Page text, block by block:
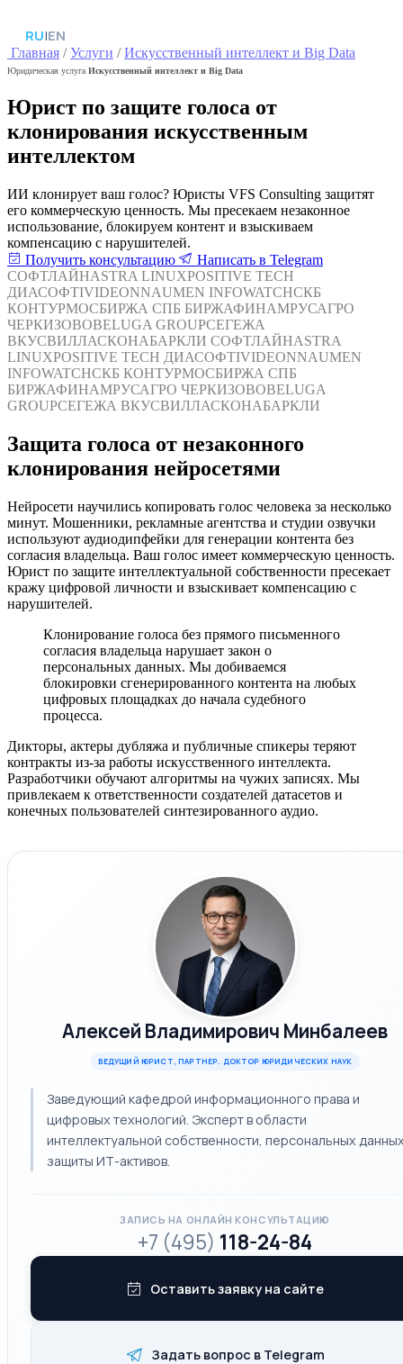
RU|EN
Главная /Услуги /Искусственный интеллект и Big Data
Юридическая услуга Искусственный интеллект и Big Data
Юрист по защите голоса от
клонирования искусственным
интеллектом
ИИ клонирует ваш голос? Юристы VFS Consulting защитят
его коммерческую ценность. Мы пресекаем незаконное
использование, блокируем контент и взыскиваем
компенсацию с нарушителей.
Получить консультацию
Написать в Telegram
СОФТЛАЙНASTRA LINUXPOSITIVE TECH
ДИАСОФТIVIDEONNAUMEN INFOWATCHСКБ
КОНТУРМОСБИРЖА СПБ БИРЖАФИНАМРУСАГРО
ЧЕРКИЗОВОBELUGA GROUPСЕГЕЖА
ВКУСВИЛЛАСКОНАБАРКЛИ СОФТЛАЙНASTRA
LINUXPOSITIVE TECH ДИАСОФТIVIDEONNAUMEN
INFOWATCHСКБ КОНТУРМОСБИРЖА СПБ
БИРЖАФИНАМРУСАГРО ЧЕРКИЗОВОBELUGA
GROUPСЕГЕЖА ВКУСВИЛЛАСКОНАБАРКЛИ
Защита голоса от незаконного
клонирования нейросетями
Нейросети научились копировать голос человека за несколько
минут. Мошенники, рекламные агентства и студии озвучки
используют аудиодипфейки для генерации контента без
согласия владельца. Ваш голос имеет коммерческую ценность.
Юрист по защите интеллектуальной собственности пресекает
кражу цифровой личности и взыскивает компенсацию с
нарушителей.
Клонирование голоса без прямого письменного
согласия владельца нарушает закон о
персональных данных. Мы добиваемся
блокировки сгенерированного контента на любых
цифровых площадках до начала судебного
процесса.
Дикторы, актеры дубляжа и публичные спикеры теряют
контракты из-за работы искусственного интеллекта.
Разработчики обучают алгоритмы на чужих записях. Мы
привлекаем к ответственности создателей датасетов и
конечных пользователей синтезированного аудио.
Алексей Владимирович Минбалеев
ВЕДУЩИЙ ЮРИСТ, ПАРТНЕР. ДОКТОР ЮРИДИЧЕСКИХ НАУК
Заведующий кафедрой информационного права и
цифровых технологий. Эксперт в области
интеллектуальной собственности, персональных
защиты ИТ-активов.
ЗАПИСЬ НА ОНЛАЙН КОНСУЛЬТАЦИЮ
+7 (495) 118-24-84
Оставить заявку на сайте
Задать вопрос в Telegram